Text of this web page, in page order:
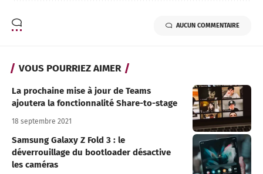
AUCUN COMMENTAIRE
VOUS POURRIEZ AIMER
La prochaine mise à jour de Teams
ajoutera la fonctionnalité Share-to-stage
18 septembre 2021
Samsung Galaxy Z Fold 3 : le
déverrouillage du bootloader désactive
les caméras